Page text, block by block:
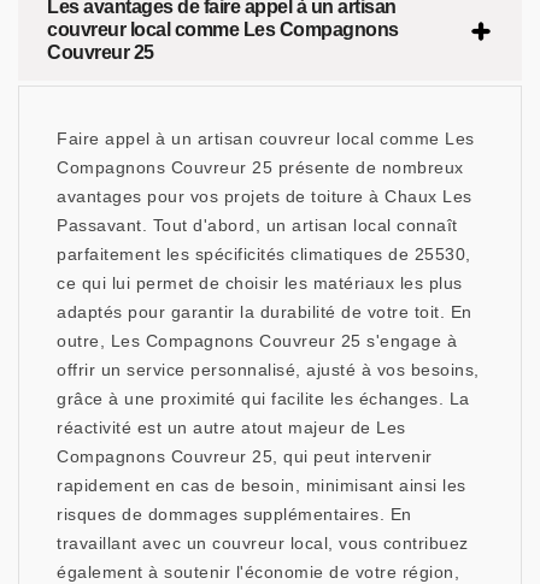
Les avantages de faire appel à un artisan
couvreur local comme Les Compagnons
Couvreur 25
Faire appel à un artisan couvreur local comme Les
Compagnons Couvreur 25 présente de nombreux
avantages pour vos projets de toiture à Chaux Les
Passavant. Tout d'abord, un artisan local connaît
parfaitement les spécificités climatiques de 25530,
ce qui lui permet de choisir les matériaux les plus
adaptés pour garantir la durabilité de votre toit. En
outre, Les Compagnons Couvreur 25 s'engage à
offrir un service personnalisé, ajusté à vos besoins,
grâce à une proximité qui facilite les échanges. La
réactivité est un autre atout majeur de Les
Compagnons Couvreur 25, qui peut intervenir
rapidement en cas de besoin, minimisant ainsi les
risques de dommages supplémentaires. En
travaillant avec un couvreur local, vous contribuez
également à soutenir l'économie de votre région,